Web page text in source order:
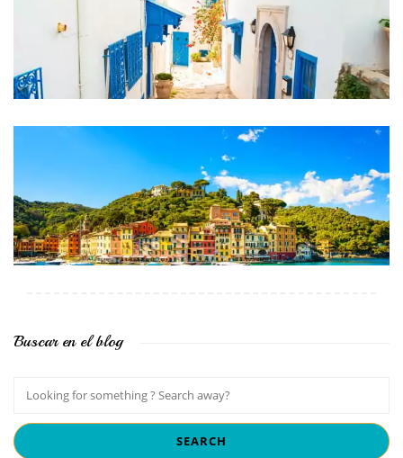
Buscar en el blog